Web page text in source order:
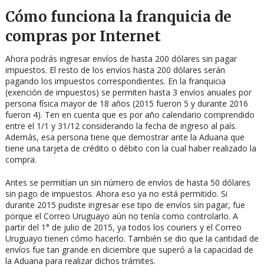
Cómo funciona la franquicia de
compras por Internet
Ahora podrás ingresar envíos de hasta 200 dólares sin pagar
impuestos. El resto de los envíos hasta 200 dólares serán
pagando los impuestos correspondientes. En la franquicia
(exención de impuestos) se permiten hasta 3 envíos anuales por
persona física mayor de 18 años (2015 fueron 5 y durante 2016
fueron 4). Ten en cuenta que es por año calendario comprendido
entre el 1/1 y 31/12 considerando la fecha de ingreso al país.
Además, esa persona tiene que demostrar ante la Aduana que
tiene una tarjeta de crédito o débito con la cual haber realizado la
compra.
Antes se permitían un sin número de envíos de hasta 50 dólares
sin pago de impuestos. Ahora eso ya no está permitido. Si
durante 2015 pudiste ingresar ese tipo de envíos sin pagar, fue
porque el Correo Uruguayo aún no tenía como controlarlo. A
partir del 1° de julio de 2015, ya todos los couriers y el Correo
Uruguayo tienen cómo hacerlo. También se dio que la cantidad de
envíos fue tan grande en diciembre que superó a la capacidad de
la Aduana para realizar dichos trámites.